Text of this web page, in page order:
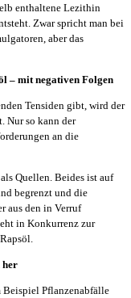
enthaltene Lezithin
Zwar spricht man bei
aber das
– mit negativen Folgen
Tensiden gibt, wird der
Nur so kann der
an die
Quellen. Beides ist auf
begrenzt und die
aus den in Verruf
in Konkurrenz zur
her
Beispiel Pflanzenabfälle